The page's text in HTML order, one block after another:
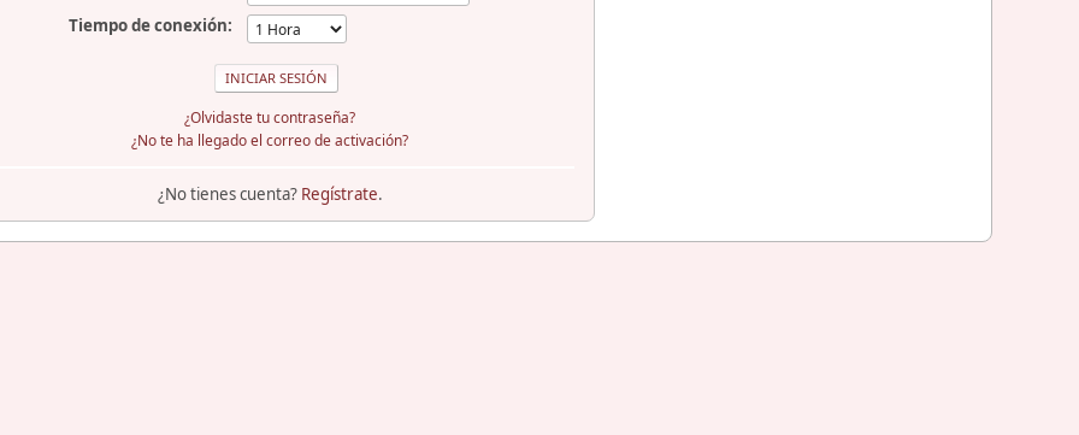
Tiempo de conexión:
¿Olvidaste tu contraseña?
¿No te ha llegado el correo de activación?
¿No tienes cuenta? Regístrate.